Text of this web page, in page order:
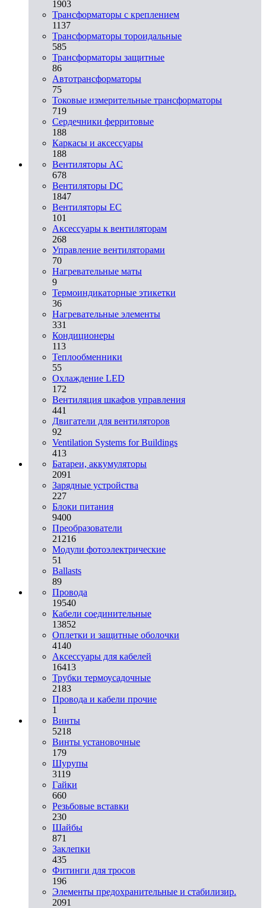
1903
Трансформаторы с креплением
1137
Трансформаторы тороидальные
585
Трансформаторы защитные
86
Автотрансформаторы
75
Токовые измерительные трансформаторы
719
Сердечники ферритовые
188
Каркасы и аксессуары
188
Вентиляторы AC
678
Вентиляторы DC
1847
Вентиляторы EC
101
Аксессуары к вентиляторам
268
Управление вентиляторами
70
Нагревательные маты
9
Термоиндикаторные этикетки
36
Нагревательные элементы
331
Кондиционеры
113
Теплообменники
55
Охлаждение LED
172
Вентиляция шкафов управления
441
Двигатели для вентиляторов
92
Ventilation Systems for Buildings
413
Батареи, аккумуляторы
2091
Зарядные устройства
227
Блоки питания
9400
Преобразователи
21216
Модули фотоэлектрические
51
Ballasts
89
Провода
19540
Кабели соединительные
13852
Оплетки и защитные оболочки
4140
Аксессуары для кабелей
16413
Трубки термоусадочные
2183
Провода и кабели прочие
1
Винты
5218
Винты установочные
179
Шурупы
3119
Гайки
660
Резьбовые вставки
230
Шайбы
871
Заклепки
435
Фитинги для тросов
196
Элементы предохранительные и стабилизир.
2091